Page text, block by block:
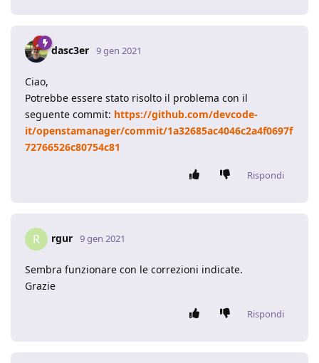
dasc3er 9 gen 2021
Ciao,
Potrebbe essere stato risolto il problema con il
seguente commit: https://github.com/devcode-
it/openstamanager/commit/1a32685ac4046c2a4f0697f
72766526c80754c81
Rispondi
R rgur 9 gen 2021
Sembra funzionare con le correzioni indicate.
Grazie
Rispondi